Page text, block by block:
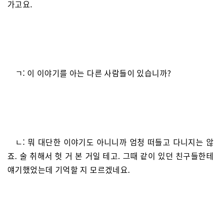
가고요.
ㄱ: 이 이야기를 아는 다른 사람들이 있습니까?
ㄴ: 뭐 대단한 이야기도 아니니까 엄청 떠들고 다니지는 않
죠. 술 취해서 헛 거 본 거일 테고. 그때 같이 있던 친구들한테
얘기했었는데 기억할 지 모르겠네요.